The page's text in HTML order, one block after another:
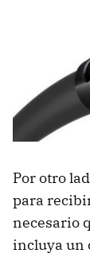
Por otro
para
necesario
incluya un